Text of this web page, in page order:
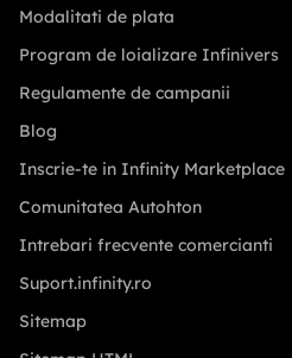
Modalitati de plata
Program de loializare Infinivers
Regulamente de campanii
Blog
Inscrie-te in Infinity Marketplace
Comunitatea Autohton
Intrebari frecvente comercianti
Suport.infinity.ro
Sitemap